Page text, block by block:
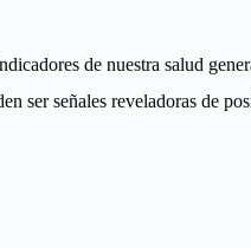
de nuestra salud
ser señales reveladoras de